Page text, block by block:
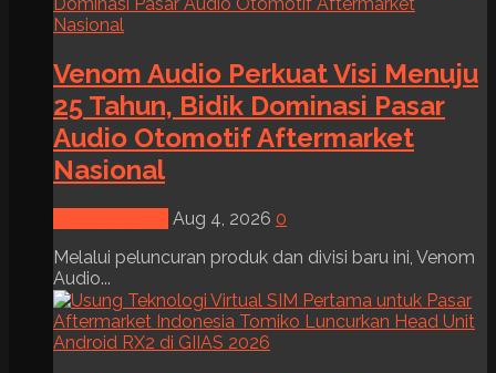
Venom Audio Perkuat Visi Menuju
25 Tahun, Bidik Dominasi Pasar
Audio Otomotif Aftermarket
Nasional
Aug 4, 2026 0
Melalui peluncuran produk dan divisi baru ini, Venom
Audio...